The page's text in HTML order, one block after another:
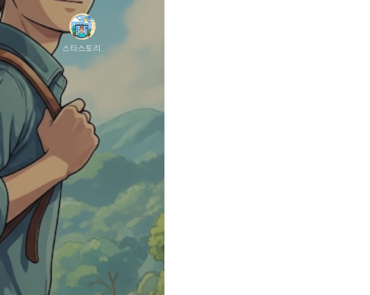
스타스토리.